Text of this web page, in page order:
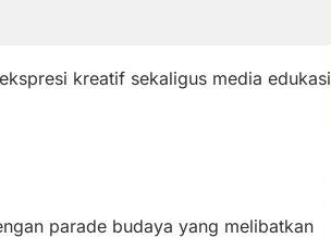
kreatif sekaligus media edukasi
parade budaya yang melibatkan